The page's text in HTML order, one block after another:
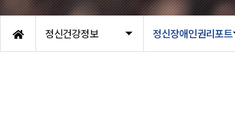
정신건강정보 정신장애인권리포트